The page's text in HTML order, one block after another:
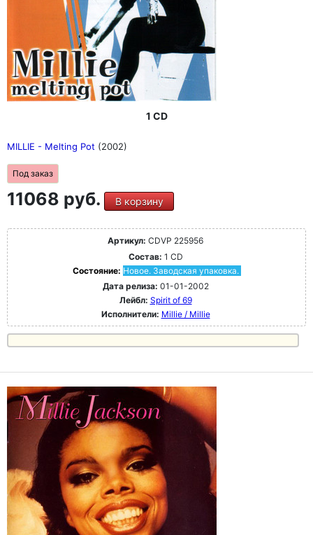
1 CD
MILLIE - Melting Pot (2002)
Под заказ
11068 руб. В корзину
Артикул: CDVP 225956
Состав: 1 CD
Состояние: Новое. Заводская упаковка.
Дата релиза: 01-01-2002
Лейбл: Spirit of 69
Исполнители: Millie / Millie